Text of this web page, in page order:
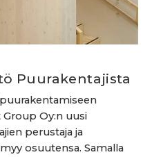
Puurakentajista
Oy:n uusi
perustaja ja
osuutensa. Samalla